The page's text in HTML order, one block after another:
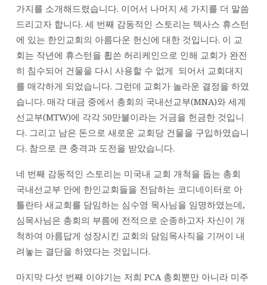
가지를 소개해드렸습니다. 이어서 나머지 세 가지를 더 말씀
드리고자 합니다. 세 번째 감동적인 스토리는 텍사스 휴스턴
에 있는 한인교회의 아름다운 헌신에 대한 것입니다. 이 교
회는 작년에 휴스턴을 휩쓴 허리케인으로 인해 교회가 완전
히 침수되어 건물을 다시 사용할 수 없게 되어서 교회대지
를 매각하게 되었습니다. 그런데 교회가 놀라운 결정을 하였
습니다. 매각 대금 중에서 총회의 국내선교부(MNA)와 세계
선교부(MTW)에 각각 50만불이라는 거금을 헌금한 것입니
다. 그리고 남은 돈으로 새로운 교회당 건물을 구입하였습니
다. 참으로 큰 충격과 도전을 받았습니다.
네 번째 감동적인 스토리는 미국내 교회 개척을 돕는 총회
국내선교부 안에 한인교회들을 전담하는 코디네이터로 아
틀란타 새교회를 담임하는 심수영 목사님을 임명하였는데,
심목사님은 총회의 부름에 전적으로 순종하고자 자신이 개
척하여 아름답게 성장시킨 교회의 담임목사직을 기꺼이 내
려놓는 결단을 하였다는 것입니다.
마지막 다섯 번째 이야기는 저희 PCA 총회뿐만 아니라 미주